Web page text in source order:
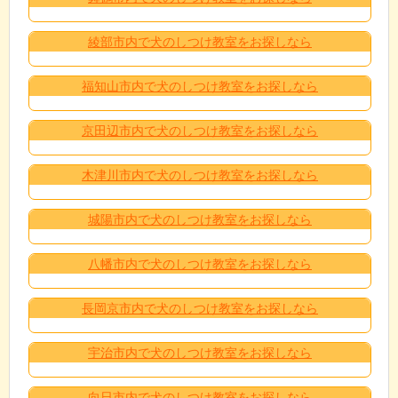
綾部市内で犬のしつけ教室をお探しなら
福知山市内で犬のしつけ教室をお探しなら
京田辺市内で犬のしつけ教室をお探しなら
木津川市内で犬のしつけ教室をお探しなら
城陽市内で犬のしつけ教室をお探しなら
八幡市内で犬のしつけ教室をお探しなら
長岡京市内で犬のしつけ教室をお探しなら
宇治市内で犬のしつけ教室をお探しなら